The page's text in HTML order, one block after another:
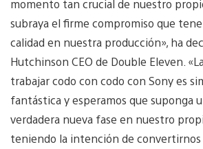
momento tan crucial de nuestro
subraya el firme compromiso que
calidad en nuestra producción», ha
Hutchinson CEO de Double Eleven.
trabajar codo con codo con Sony es
fantástica y esperamos que suponga
verdadera nueva fase en nuestro
teniendo la intención de convertirnos